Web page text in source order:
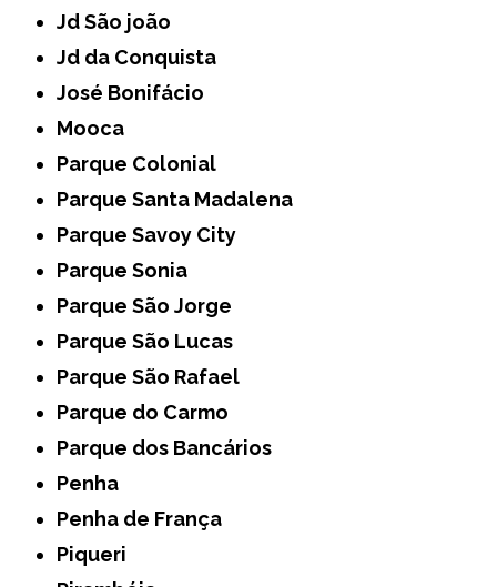
Jd São joão
Jd da Conquista
José Bonifácio
Mooca
Parque Colonial
Parque Santa Madalena
Parque Savoy City
Parque Sonia
Parque São Jorge
Parque São Lucas
Parque São Rafael
Parque do Carmo
Parque dos Bancários
Penha
Penha de França
Piqueri